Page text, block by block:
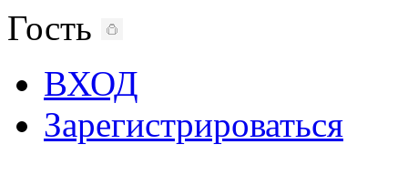
Гость
ВХОД
Зарегистрироваться